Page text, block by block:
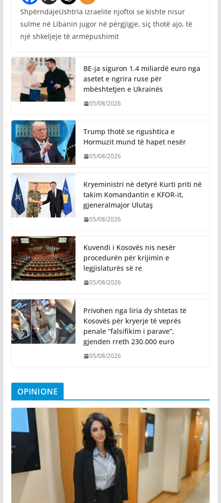
ShpërndajeUshtria izraelite njoftoi se kishte nisur
sulme në Libanin jugor në përgjigje, siç thotë ajo, të
një shkeljeje të armëpushimit
BE-ja siguron 1.4 miliardë euro nga
asetet e ngrira ruse për
mbështetjen e Ukrainës
05/08/2026
Trump thotë se ngushtica e
Hormuzit mund të hapet nesër
05/08/2026
Kryeministri në detyrë Kurti priti në
takim Komandantin e KFOR-it,
gjeneralmajor Ulutaş
05/08/2026
Kuvendi i Kosovës nis nesër
procedurën për krijimin e
legjislaturës së re
05/08/2026
Privohen nga liria dy shtetas të
Kosovës për kryerje të veprës
penale “falsifikim i parave“,
gjenden rreth 230.000 euro
05/08/2026
OPINIONE